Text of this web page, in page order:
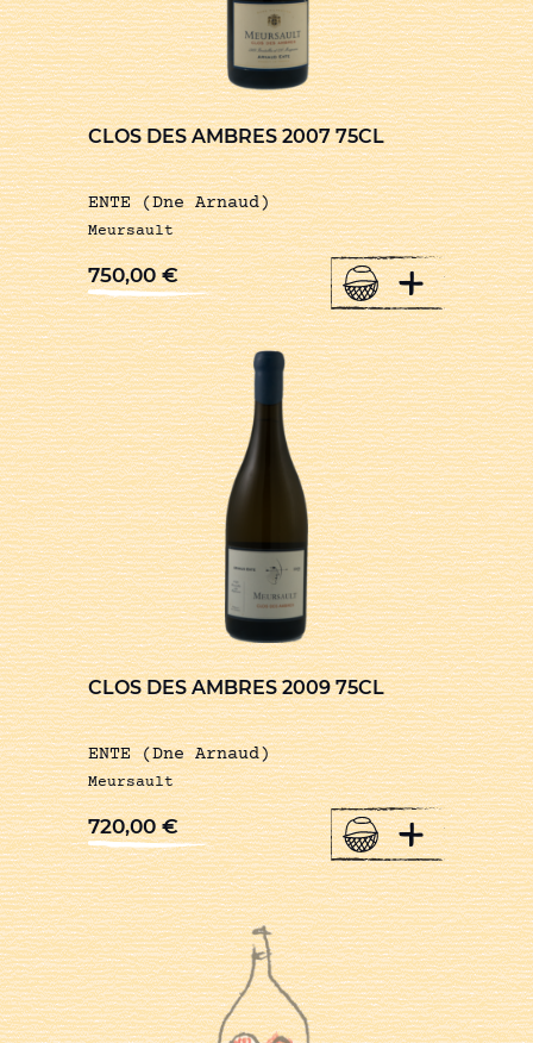
CLOS DES AMBRES 2007 75CL
ENTE (Dne Arnaud)
Meursault
750,00€ +
CLOS DES AMBRES 2009 75CL
ENTE (Dne Arnaud)
Meursault
720,00€ +